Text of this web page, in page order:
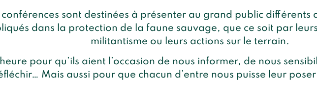
conférences sont destinées à présenter au grand public différents
dans la protection de la faune sauvage, que ce soit par
militantisme ou leurs actions sur le terrain.
pour qu’ils aient l’occasion de nous informer, de nous
Mais aussi pour que chacun d’entre nous puisse leur